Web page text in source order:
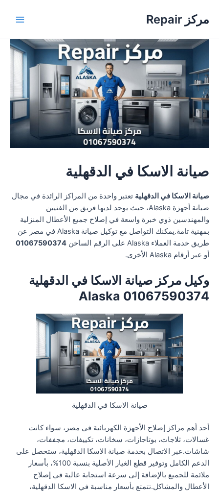
المحتوى
مركز Repair
صيانة الاسكا في الدقهلية
صيانة الاسكا في الدقهلية تعتبر واحدة من المراكز الرائدة في مجال
صيانة أجهزة Alaska، حيث يوجد لديها فريق من الفنيين
والمهندسين ذوي خبرة واسعة في إصلاح جميع الأعطال المنزلية
بمهنية تامة.يمكنك التواصل مع توكيل صيانة Alaska في مصر عن
طريق خدمة العملاء Alaska على الرقم الساخن
01067590374
أو عبر أرقام Alaska الأخرى.
وكيل مركز صيانة الاسكا في الدقهلية
01067590374 Alaska
صيانة الاسكا في الدقهلية
أحد أهم مراكز إصلاح الأجهزة الكهربائية في مصر، سواء كانت
غسالات، ثلاجات، بوتاجازات، سخانات، تكييفات، مجففات،
شاشات.عبر الاتصال بخدمة صيانة الاسكا الدقهلية، ستحصل على
الدعم الكامل وتوفير قطع الغيار الأصلية بنسبة 100%، بأسعار
ملائمة للجميع بالإضافة إلى سرعة استجابة عالية في إصلاح
الأعطال والمشاكل.تتمتع بأسعار مناسبة في الاسكا الدقهلية،